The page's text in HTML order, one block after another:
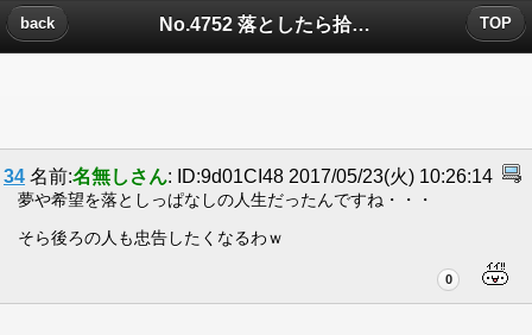
No.4752 落としたら拾えよについたコメント
back TOP
34 名前:名無しさん: ID:9d01CI48 2017/05/23(火) 10:26:14
夢や希望を落としっぱなしの人生だったんですね・・・
そら後ろの人も忠告したくなるわｗ
0